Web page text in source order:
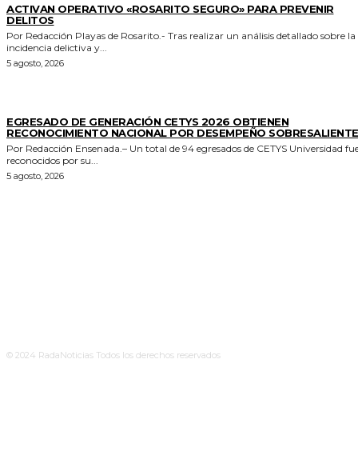
ACTIVAN OPERATIVO «ROSARITO SEGURO» PARA PREVENIR
DELITOS
Por Redacción Playas de Rosarito.- Tras realizar un análisis detallado sobre la
incidencia delictiva y...
5 agosto, 2026
EGRESADO DE GENERACIÓN CETYS 2026 OBTIENEN
RECONOCIMIENTO NACIONAL POR DESEMPEÑO SOBRESALIENTE
Por Redacción Ensenada.– Un total de 94 egresados de CETYS Universidad
reconocidos por su...
5 agosto, 2026
© 2024 RadaNoticias Todos los derechos reservados